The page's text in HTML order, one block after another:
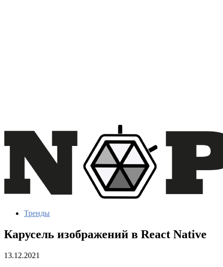
Тренды
Карусель изображений в React Native
13.12.2021